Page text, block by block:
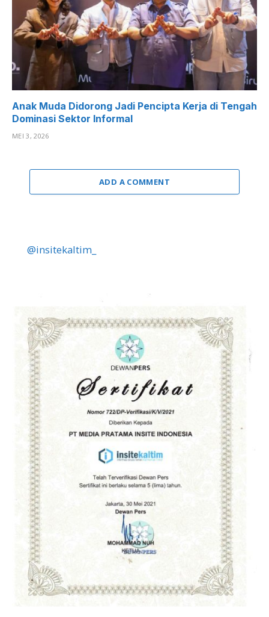
Anak Muda Didorong Jadi Pencipta Kerja di Tengah
Dominasi Sektor Informal
MEI 3, 2026
ADD A COMMENT
@insitekaltim_